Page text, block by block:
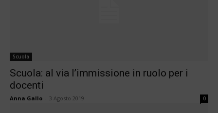
Scuola
Scuola: al via l’immissione in ruolo per i
docenti
Anna Gallo 3 Agosto 2019 0